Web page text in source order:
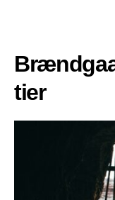
tier